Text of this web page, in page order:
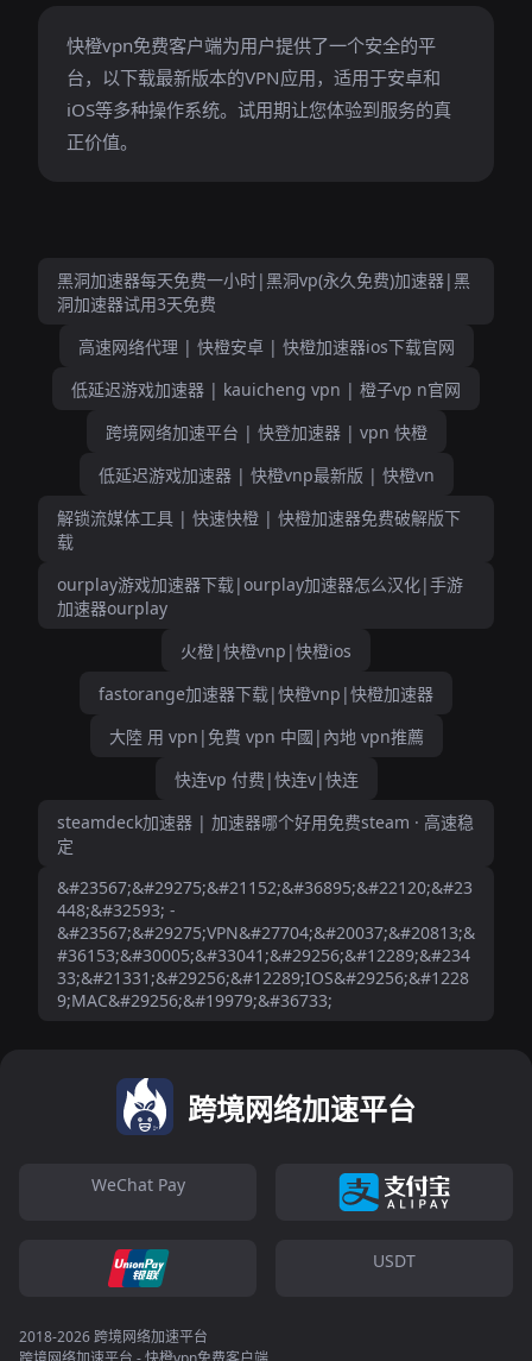
快橙vpn免费客户端为用户提供了一个安全的平
台，以下载最新版本的VPN应用，适用于安卓和
iOS等多种操作系统。试用期让您体验到服务的真
正价值。
黑洞加速器每天免费一小时|黑洞vp(永久免费)加速器|黑
洞加速器试用3天免费
高速网络代理 | 快橙安卓 | 快橙加速器ios下载官网
低延迟游戏加速器 | kauicheng vpn | 橙子vp n官网
跨境网络加速平台 | 快登加速器 | vpn 快橙
低延迟游戏加速器 | 快橙vnp最新版 | 快橙vn
解锁流媒体工具 | 快速快橙 | 快橙加速器免费破解版下
载
ourplay游戏加速器下载|ourplay加速器怎么汉化|手游
加速器ourplay
火橙|快橙vnp|快橙ios
fastorange加速器下载|快橙vnp|快橙加速器
大陸 用 vpn|免費 vpn 中國|內地 vpn推薦
快连vp 付费|快连v|快连
steamdeck加速器 | 加速器哪个好用免费steam · 高速稳
定
&#23567;&#29275;&#21152;&#36895;&#22120;&#23
448;&#32593; -
&#23567;&#29275;VPN&#27704;&#20037;&#20813;&
#36153;&#30005;&#33041;&#29256;&#12289;&#234
33;&#21331;&#29256;&#12289;IOS&#29256;&#1228
9;MAC&#29256;&#19979;&#36733;
跨境网络加速平台
WeChat Pay
USDT
2018-2026 跨境网络加速平台